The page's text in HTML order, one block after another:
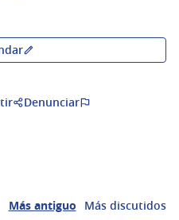
Denunciar
Más antiguo Más discutidos